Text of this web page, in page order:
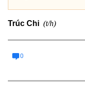
Trúc Chi (t/h)
0